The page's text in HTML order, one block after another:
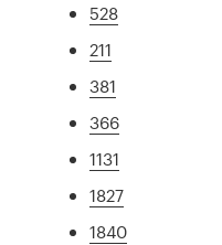
528
211
381
366
1131
1827
1840